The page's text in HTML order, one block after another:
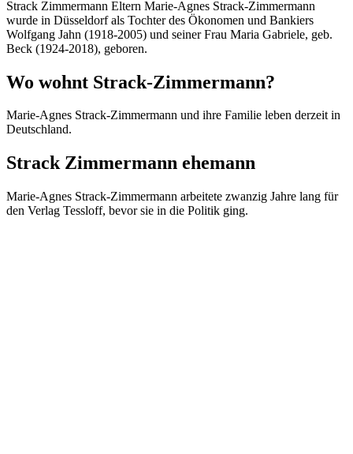
Strack Zimmermann Eltern Marie-Agnes Strack-Zimmermann
wurde in Düsseldorf als Tochter des Ökonomen und Bankiers
Wolfgang Jahn (1918-2005) und seiner Frau Maria Gabriele, geb.
Beck (1924-2018), geboren.
Wo wohnt Strack-Zimmermann?
Marie-Agnes Strack-Zimmermann und ihre Familie leben derzeit in
Deutschland.
Strack Zimmermann ehemann
Marie-Agnes Strack-Zimmermann arbeitete zwanzig Jahre lang für
den Verlag Tessloff, bevor sie in die Politik ging.